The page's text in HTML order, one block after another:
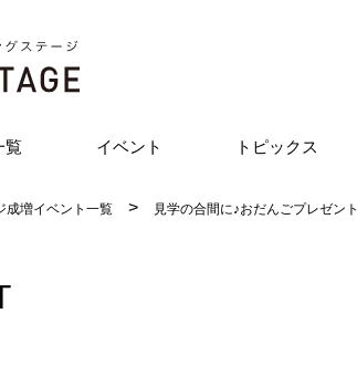
覧 イベント トピックス
成増イベント一覧 見学の合間に♪おだんごプレゼント